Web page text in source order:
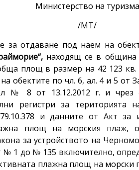
Министерство на туризма
/МТ/
за отдаване под наем на
находящ се в община
площ в размер на 42 123
обектите по чл. 6, ал. 4 и 5 от
№ 8 от 13.12.2012 г. и чрез
регистри за територията
и данните от Акт
площ на морския
за устройството на
№ 1 до № 135 включително,
плажна площ на